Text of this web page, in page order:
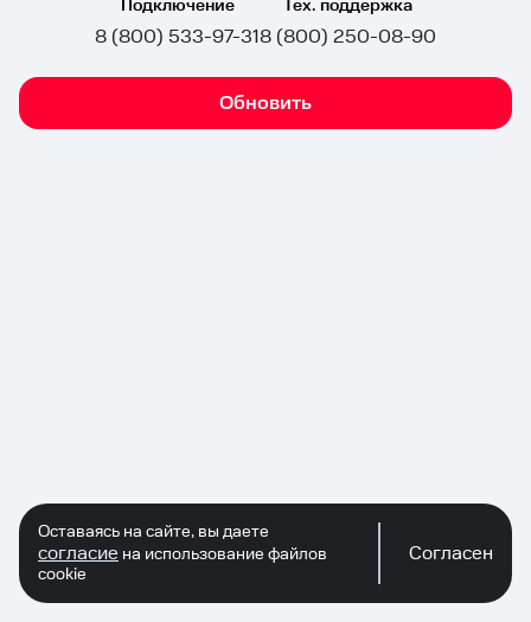
Подключение
8 (800) 533-97-31
Тех. поддержка
8 (800) 250-08-90
Обновить
Оставаясь на сайте, вы даете
согласие на использование файлов
cookie
Согласен